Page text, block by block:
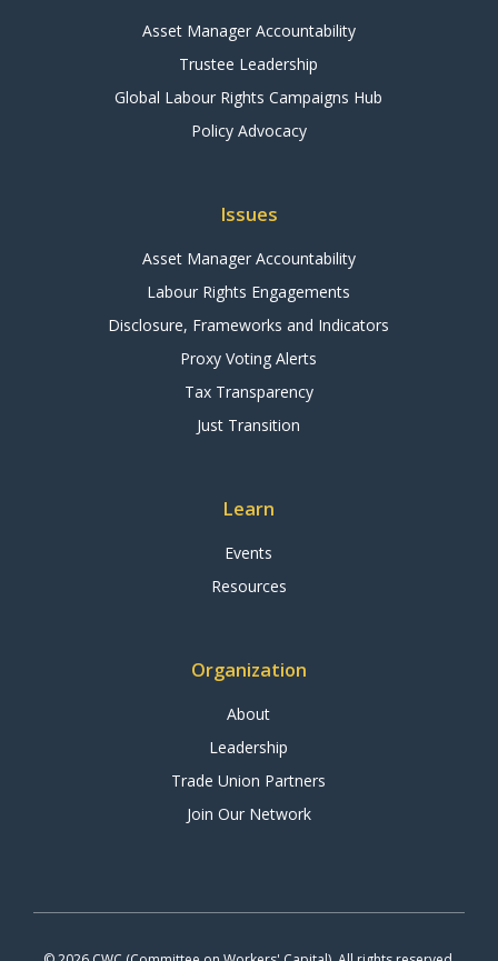
Asset Manager Accountability
Trustee Leadership
Global Labour Rights Campaigns Hub
Policy Advocacy
Issues
Asset Manager Accountability
Labour Rights Engagements
Disclosure, Frameworks and Indicators
Proxy Voting Alerts
Tax Transparency
Just Transition
Learn
Events
Resources
Organization
About
Leadership
Trade Union Partners
Join Our Network